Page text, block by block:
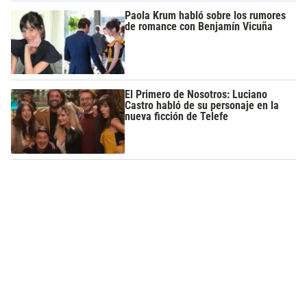
Paola Krum habló sobre los rumores
de romance con Benjamín Vicuña
El Primero de Nosotros: Luciano
Castro habló de su personaje en la
nueva ficción de Telefe